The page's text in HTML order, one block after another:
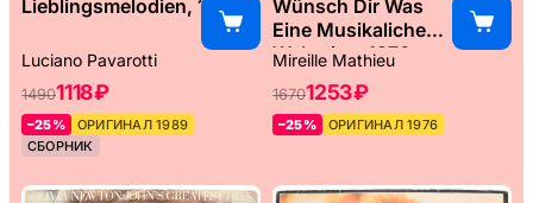
Lieblingsmelodien, 1989
Luciano Pavarotti
14901118 ₽
–25%
ОРИГИНАЛ 1989
СБОРНИК
Wünsch Dir Was
Eine Musikaliche
Weltreise, 1976
Mireille Mathieu
16701253 ₽
–25% ОРИГИНАЛ 1976